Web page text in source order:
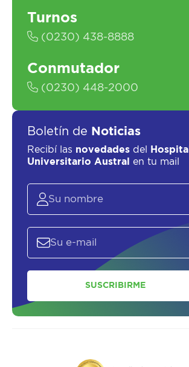
Turnos
(0230) 438-8888
Conmutador
(0230) 448-2000
Boletín de Noticias
Recibí las novedades del
Hospital
Universitario Austral
en tu mail
SUSCRIBIRME